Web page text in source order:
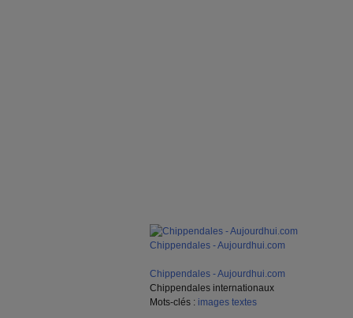
Chippendales - Aujourdhui.com
Chippendales - Aujourdhui.com
Chippendales internationaux
Mots-clés : images textes